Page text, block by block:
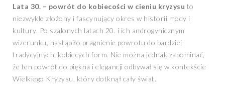
Lata 30. – powrót do kobiecości w cieniu kryzysu to
niezwykle złożony i fascynujący okres w historii mody i
kultury. Po szalonych latach 20. i ich androgynicznym
wizerunku, nastąpiło pragnienie powrotu do bardziej
tradycyjnych, kobiecych form. Nie można jednak zapominać,
że ten powrót do piękna i elegancji odbywał się w kontekście
Wielkiego Kryzysu, który dotknął cały świat.